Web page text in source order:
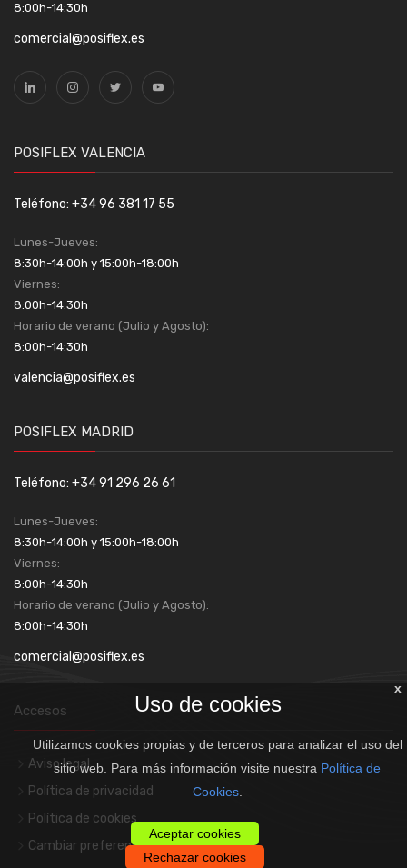
8:00h-14:30h
comercial@posiflex.es
POSIFLEX VALENCIA
Teléfono: +34 96 381 17 55
Lunes-Jueves:
8:30h-14:00h y 15:00h-18:00h
Viernes:
8:00h-14:30h
Horario de verano (Julio y Agosto):
8:00h-14:30h
valencia@posiflex.es
POSIFLEX MADRID
Teléfono: +34 91 296 26 61
Lunes-Jueves:
8:30h-14:00h y 15:00h-18:00h
Viernes:
8:00h-14:30h
Horario de verano (Julio y Agosto):
8:00h-14:30h
comercial@posiflex.es
Accesos
Aviso legal
Política de privacidad
Política de cookies
Cambiar preferencias de cookies
x
Uso de cookies
Utilizamos cookies propias y de terceros para analizar el uso del
sitio web. Para más información visite nuestra Política de
Cookies.
Aceptar cookies
Rechazar cookies